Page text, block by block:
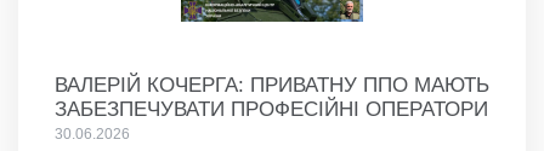
ВАЛЕРІЙ КОЧЕРГА: ПРИВАТНУ ППО МАЮТЬ
ЗАБЕЗПЕЧУВАТИ ПРОФЕСІЙНІ ОПЕРАТОРИ
30.06.2026